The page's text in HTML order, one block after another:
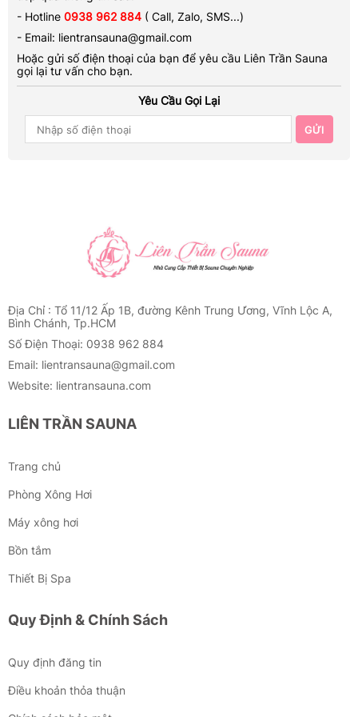
- Bảo hành 2 năm, cam kết chất lượng hàng đầu, nhắm trọng tâm
hướng tới trải nghiệm của khách hàng, đáp ứng đúng, đủ các tiêu
chuẩn thiết kế, lắp đặt khắt khe.
– Xô gáo gỗ: chứa nước, tinh dầu để tưới lên đá sauna làm cho
– Đá sauna : là loại đá đã qua gia nhiệt, được đốt nóng , khi gặp
nước sẽ bốc hơi nóng lên làm nóng khắp phòng.
– Đồng hồ cát: thời gian hiển thị là 15 phút, giúp người ngồi xông
- Hotline 0938 962 884 ( Call, Zalo, SMS...)
- Email: lientransauna@gmail.com
Hoặc gửi số điện thoại của bạn để yêu cầu Liên Trần Sauna
gọi lại tư vấn cho bạn.
Yêu Cầu Gọi Lại
GỬI
Địa Chỉ : Tổ 11/12 Ấp 1B, đường Kênh Trung Ương, Vĩnh Lộc A,
Bình Chánh, Tp.HCM
Số Điện Thoại: 0938 962 884
Email: lientransauna@gmail.com
Website: lientransauna.com
LIÊN TRẦN SAUNA
Trang chủ
Phòng Xông Hơi
Máy xông hơi
Bồn tắm
Thiết Bị Spa
Quy Định & Chính Sách
Quy định đăng tin
Điều khoản thỏa thuận